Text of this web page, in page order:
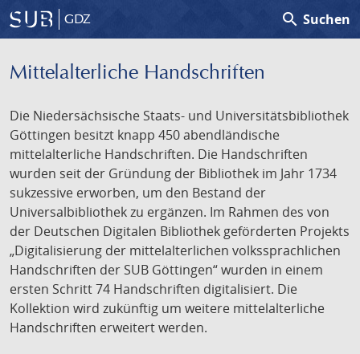
GDZ search Suchen
Mittelalterliche Handschriften
Die Niedersächsische Staats- und Universitätsbibliothek
Göttingen besitzt knapp 450 abendländische
mittelalterliche Handschriften. Die Handschriften
wurden seit der Gründung der Bibliothek im Jahr 1734
sukzessive erworben, um den Bestand der
Universalbibliothek zu ergänzen. Im Rahmen des von
der Deutschen Digitalen Bibliothek geförderten Projekts
„Digitalisierung der mittelalterlichen volkssprachlichen
Handschriften der SUB Göttingen“ wurden in einem
ersten Schritt 74 Handschriften digitalisiert. Die
Kollektion wird zukünftig um weitere mittelalterliche
Handschriften erweitert werden.